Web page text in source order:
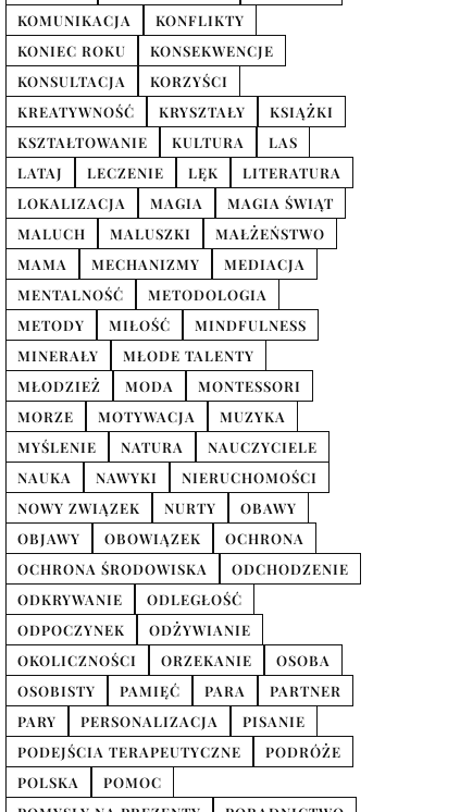
KOMUNIKACJA
KONFLIKTY
KONIEC ROKU
KONSEKWENCJE
KONSULTACJA
KORZYŚCI
KREATYWNOŚĆ
KRYSZTAŁY
KSIĄŻKI
KSZTAŁTOWANIE
KULTURA
LAS
LATAJ
LECZENIE LĘK
LITERATURA
LOKALIZACJA
MAGIA
MAGIA ŚWIĄT
MALUCH
MALUSZKI
MAŁŻEŃSTWO
MAMA
MECHANIZMY
MEDIACJA
MENTALNOŚĆ
METODOLOGIA
METODY
MIŁOŚĆ
MINDFULNESS
MINERAŁY
MŁODE TALENTY
MŁODZIEŻ
MODA
MONTESSORI
MORZE
MOTYWACJA
MUZYKA
MYŚLENIE
NATURA
NAUCZYCIELE
NAUKA
NAWYKI
NIERUCHOMOŚCI
NOWY ZWIĄZEK
NURTY
OBAWY
OBJAWY
OBOWIĄZEK
OCHRONA
OCHRONA ŚRODOWISKA
ODCHODZENIE
ODKRYWANIE
ODLEGŁOŚĆ
ODPOCZYNEK
ODŻYWIANIE
OKOLICZNOŚCI
ORZEKANIE
OSOBA
OSOBISTY
PAMIĘĆ PARA
PARTNER
PARY
PERSONALIZACJA
PISANIE
PODEJŚCIA TERAPEUTYCZNE
PODRÓŻE
POLSKA
POMOC